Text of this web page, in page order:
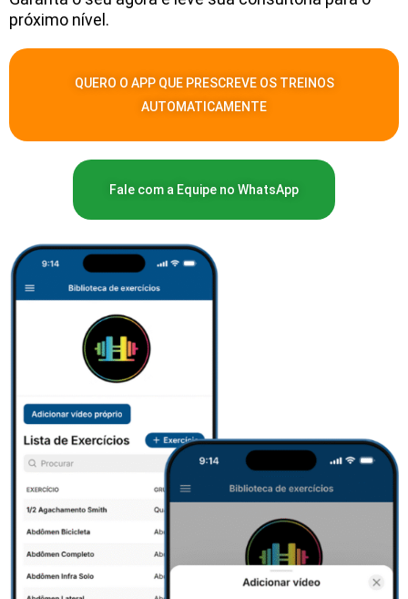
próximo nível.
QUERO O APP QUE PRESCREVE OS TREINOS
AUTOMATICAMENTE
Fale com a Equipe no WhatsApp